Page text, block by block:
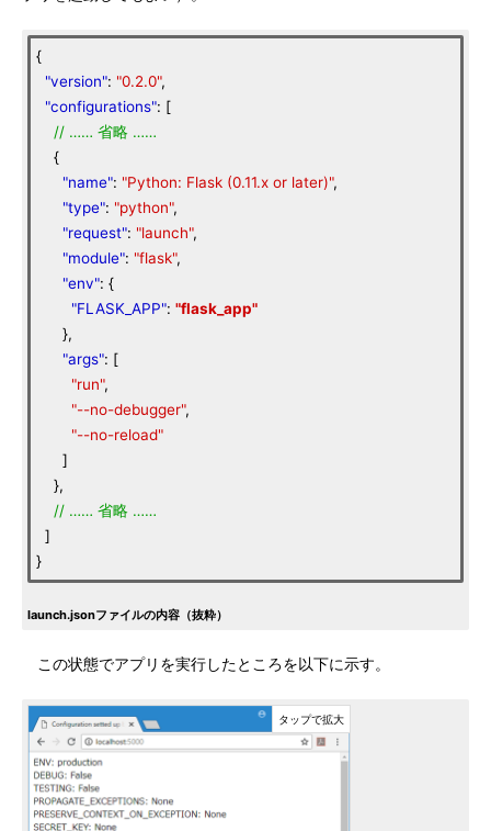
{
"version": "0.2.0",
"configurations": [
// …… 省略 ……
{
"name": "Python: Flask (0.11.x or later)",
"type": "python",
"request": "launch",
"module": "flask",
"env": {
"FLASK_APP": "flask_app"
},
"args": [
"run",
"--no-debugger",
"--no-reload"
]
},
// …… 省略 ……
]
}
launch.jsonファイルの内容（抜粋）
この状態でアプリを実行したところを以下に示す。